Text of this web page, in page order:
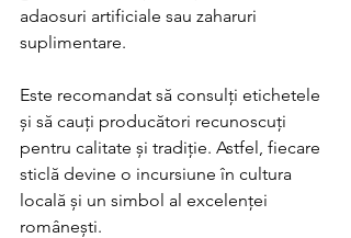
adaosuri artificiale sau zaharuri
suplimentare.
Este recomandat să consulți etichetele
și să cauți producători recunoscuți
pentru calitate și tradiție. Astfel, fiecare
sticlă devine o incursiune în cultura
locală și un simbol al excelenței
românești.